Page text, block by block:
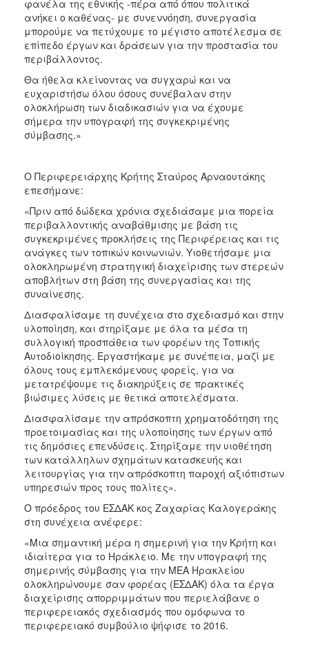
φανέλα της εθνικής -πέρα από όπου πολιτικά
ανήκει ο καθένας- με συνεννόηση, συνεργασία
μπορούμε να πετύχουμε το μέγιστο αποτέλεσμα σε
επίπεδο έργων και δράσεων για την προστασία του
περιβάλλοντος.
Θα ήθελα κλείνοντας να συγχαρώ και να
ευχαριστήσω όλου όσους συνέβαλαν στην
ολοκλήρωση των διαδικασιών για να έχουμε
σήμερα την υπογραφή της συγκεκριμένης
σύμβασης.»
Ο Περιφερειάρχης Κρήτης Σταύρος Αρναουτάκης
επεσήμανε:
«Πριν από δώδεκα χρόνια σχεδιάσαμε μια πορεία
περιβαλλοντικής αναβάθμισης με βάση τις
συγκεκριμένες προκλήσεις της Περιφέρειας και τις
ανάγκες των τοπικών κοινωνιών. Υιοθετήσαμε μια
ολοκληρωμένη στρατηγική διαχείρισης των στερεών
αποβλήτων στη βάση της συνεργασίας και της
συναίνεσης.
Διασφαλίσαμε τη συνέχεια στο σχεδιασμό και στην
υλοποίηση, και στηρίξαμε με όλα τα μέσα τη
συλλογική προσπάθεια των φορέων της Τοπικής
Αυτοδιοίκησης. Εργαστήκαμε με συνέπεια, μαζί με
όλους τους εμπλεκόμενους φορείς, για να
μετατρέψουμε τις διακηρύξεις σε πρακτικές
βιώσιμες λύσεις με θετικά αποτελέσματα.
Διασφαλίσαμε την απρόσκοπτη χρηματοδότηση της
προετοιμασίας και της υλοποίησης των έργων από
τις δημόσιες επενδύσεις. Στηρίξαμε την υιοθέτηση
των κατάλληλων σχημάτων κατασκευής και
λειτουργίας για την απρόσκοπτη παροχή αξιόπιστων
υπηρεσιών προς τους πολίτες».
Ο πρόεδρος του ΕΣΔΑΚ κος Ζαχαρίας Καλογεράκης
στη συνέχεια ανέφερε:
«Μια σημαντική μέρα η σημερινή για την Κρήτη και
ιδιαίτερα για το Ηράκλειο. Με την υπογραφή της
σημερινής σύμβασης για την ΜΕΑ Ηρακλείου
ολοκληρώνουμε σαν φορέας (ΕΣΔΑΚ) όλα τα έργα
διαχείρισης απορριμμάτων που περιελάβανε ο
περιφερειακός σχεδιασμός που ομόφωνα το
περιφερειακό συμβούλιο ψήφισε το 2016.